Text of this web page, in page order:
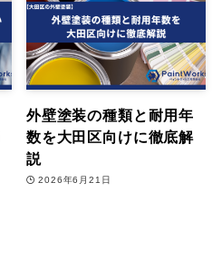
外壁塗装の種類と耐用年
数を大田区向けに徹底解
説
2026年6月21日